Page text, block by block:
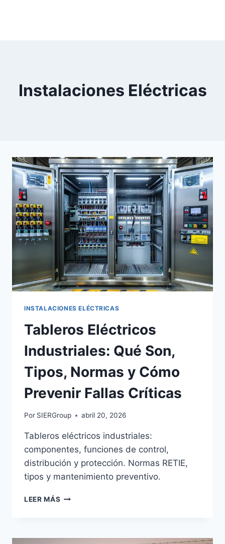
Instalaciones Eléctricas
INSTALACIONES ELÉCTRICAS
Tableros Eléctricos
Industriales: Qué Son,
Tipos, Normas y Cómo
Prevenir Fallas Críticas
Por SIERGroup abril 20, 2026
Tableros eléctricos industriales:
componentes, funciones de control,
distribución y protección. Normas RETIE,
tipos y mantenimiento preventivo.
LEER MÁS TABLEROS
SON,